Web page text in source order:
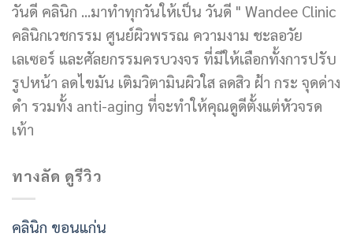
วันดี คลินิก ...มาทำทุกวันให้เป็น วันดี " Wandee Clinic
คลินิกเวชกรรม ศูนย์ผิวพรรณ ความงาม ชะลอวัย
เลเซอร์ และศัลยกรรมครบวงจร ที่มีให้เลือกทั้งการปรับ
รูปหน้า ลดไขมัน เติมวิตามินผิวใส ลดสิว ฝ้า กระ จุดด่าง
ดำ รวมทั้ง anti-aging ที่จะทำให้คุณดูดีตั้งแต่หัวจรด
เท้า
ทางลัด ดูรีวิว
คลินิก ขอนแก่น